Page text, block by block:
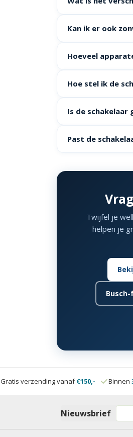
Kan ik er ook
Hoeveel
Hoe stel ik de
Is de
Past de
Twijfel je
helpen je
Gratis verzending vanaf€150,- Binnen
Nieuwsbrief